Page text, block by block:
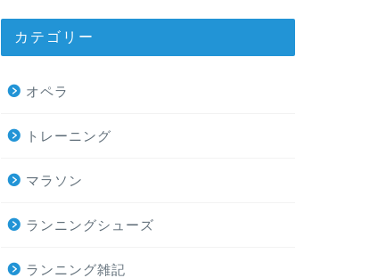
カテゴリー
オペラ
トレーニング
マラソン
ランニングシューズ
ランニング雑記